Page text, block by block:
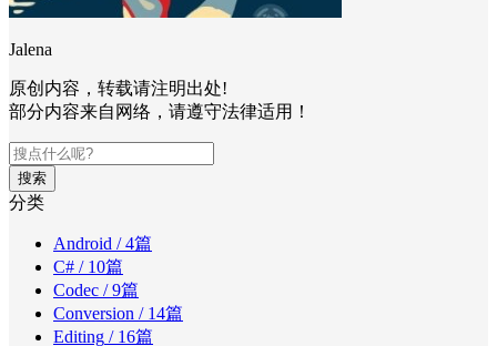
Jalena
原创内容，转载请注明出处!
部分内容来自网络，请遵守法律适用！
搜索
分类
Android / 4篇
C# / 10篇
Codec / 9篇
Conversion / 14篇
Editing / 16篇